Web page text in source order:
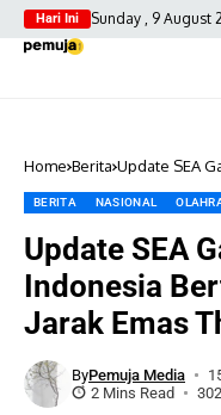
Hari Ini Sunday , 9 August
Home Berita Update SEA
BERITA NASIONAL
Update SEA
Indonesia
Jarak Emas
ByPemuja Media
2 Mins Read